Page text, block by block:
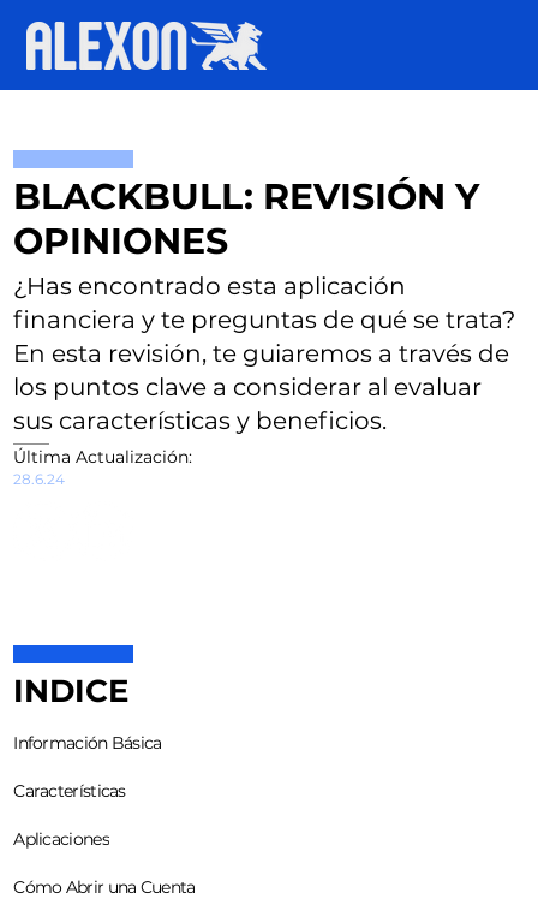
BLACKBULL: REVISIÓN Y
OPINIONES
¿Has encontrado esta aplicación
financiera y te preguntas de qué se trata?
En esta revisión, te guiaremos a través de
los puntos clave a considerar al evaluar
sus características y beneficios.
​Última Actualización:
28.6.24
INDICE
Información Básica
Características
Aplicaciones
Cómo Abrir una Cuenta